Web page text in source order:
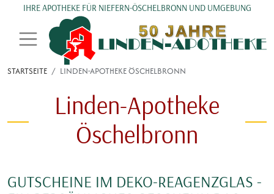
Direkt zum Inhalt
IHRE APOTHEKE FÜR NIEFERN-ÖSCHELBRONN UND UMGEBUNG
STARTSEITE LINDEN-APOTHEKE ÖSCHELBRONN
Linden-Apotheke
Öschelbronn
GUTSCHEINE IM DEKO-REAGENZGLAS -